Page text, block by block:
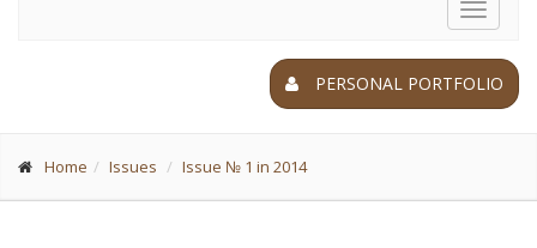
Toggle
PERSONAL PORTFOLIO
Home Issues Issue № 1 in 2014